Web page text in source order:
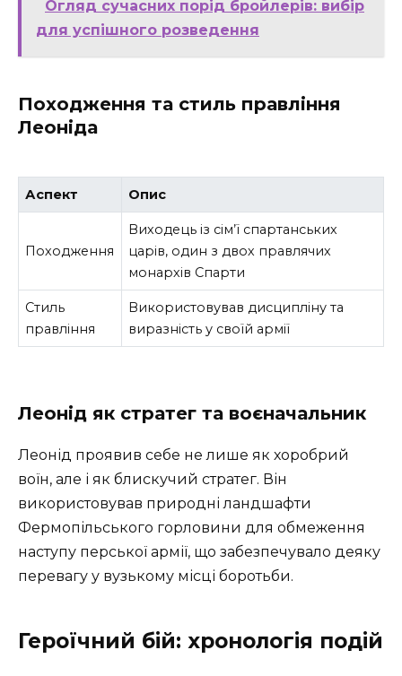
Огляд сучасних порід бройлерів: вибір
для успішного розведення
Походження та стиль правління
Леоніда
Аспект Опис
Походження
Виходець із сім’ї спартанських
царів, один з двох правлячих
монархів Спарти
Стиль
правління
Використовував дисципліну та
виразність у своїй армії
Леонід як стратег та воєначальник
Леонід проявив себе не лише як хоробрий
воїн, але і як блискучий стратег. Він
використовував природні ландшафти
Фермопільського горловини для обмеження
наступу перської армії, що забезпечувало деяку
перевагу у вузькому місці боротьби.
Героїчний бій: хронологія подій